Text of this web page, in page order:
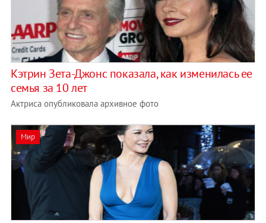
Кэтрин Зета-Джонс показала, как изменилась ее
семья за 10 лет
Актриса опубликовала архивное фото
Мир